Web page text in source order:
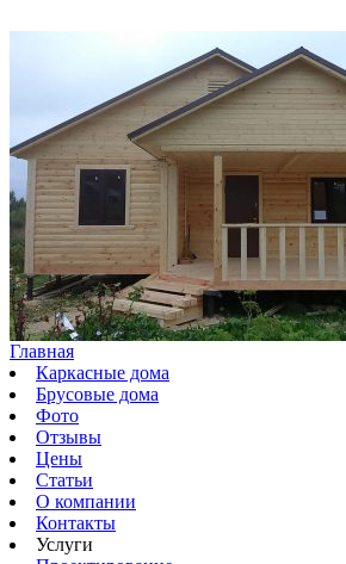
Главная
Каркасные дома
Брусовые дома
Фото
Отзывы
Цены
Статьи
О компании
Контакты
Услуги